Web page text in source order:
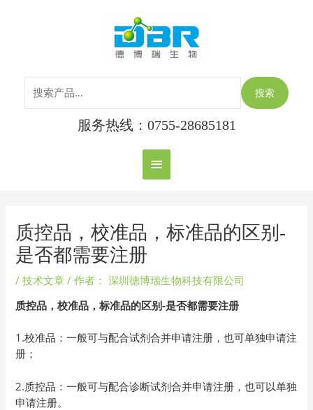
主
菜
单
搜索
服务热线：0755-28685181
质控品，校准品，标准品的区别-
是否都需要注册
/技术文章 / 作者： 深圳德博瑞生物科技有限公司
质控品，校准品，标准品的区别-是否都需要注册
1.校准品：一般可与配合试剂合并申请注册，也可单独申请注
册；
2.质控品：一般可与配合诊断试剂合并申请注册，也可以单独
申请注册。